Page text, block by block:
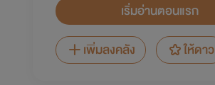
เริ่มอ่านตอนแรก
เพิ่มลงคลัง
ให้ดาว